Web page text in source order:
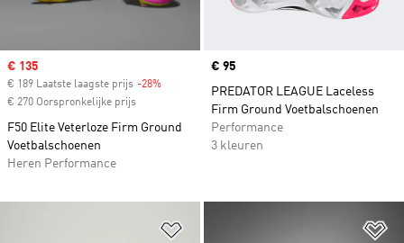
Sale price
€ 135
€ 189 Laatste laagste prijs -28%
€ 270 Oorspronkelijke prijs
F50 Elite Veterloze Firm Ground
Voetbalschoenen
Heren Performance
Price
€ 95
PREDATOR LEAGUE Laceless
Firm Ground Voetbalschoenen
Performance
3 kleuren